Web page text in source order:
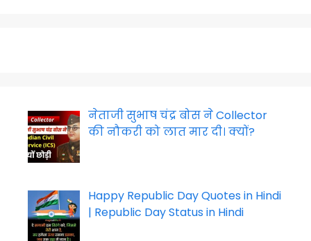
नेताजी सुभाष चंद्र बोस ने Collector
की नौकरी को लात मार दी। क्यों?
Happy Republic Day Quotes in Hindi
| Republic Day Status in Hindi